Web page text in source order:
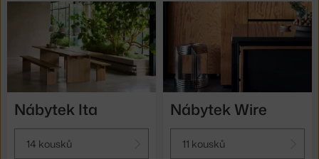
Nábytek Ita
14 kousků
Nábytek Wire
11 kousků